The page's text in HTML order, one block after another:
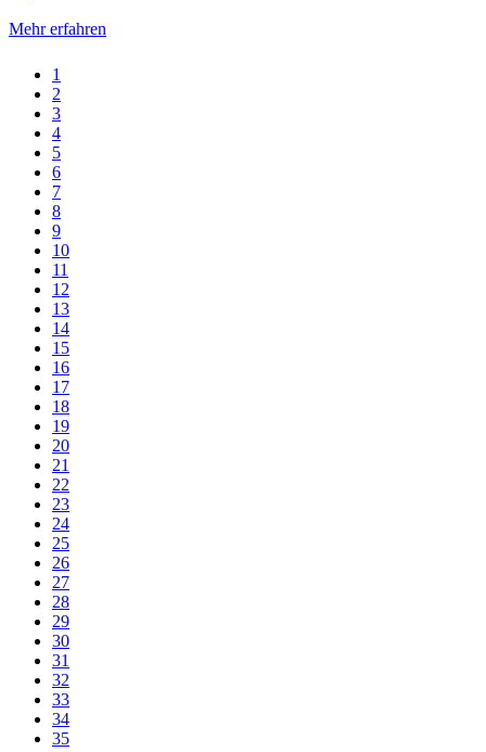
Mehr erfahren
1
2
3
4
5
6
7
8
9
10
11
12
13
14
15
16
17
18
19
20
21
22
23
24
25
26
27
28
29
30
31
32
33
34
35